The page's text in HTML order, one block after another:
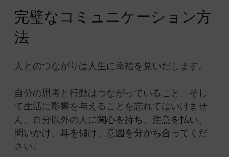
完璧なコミュニケーション方
法
人とのつながりは人生に幸福を見いだします。
自分の思考と行動はつながっていること、そし
て生活に影響を与えることを忘れてはいけませ
ん。自分以外の人に 関心を持ち 、 注意を払い 、
問いかけ 、 耳を傾け 、 意図を分かち合って くだ
さい。